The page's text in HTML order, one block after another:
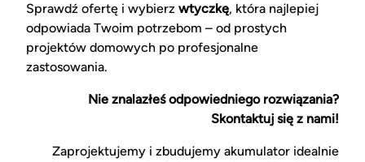
Sprawdź ofertę i wybierz wtyczkę, która najlepiej
odpowiada Twoim potrzebom – od prostych
projektów domowych po profesjonalne
zastosowania.
Nie znalazłeś odpowiedniego rozwiązania?
Skontaktuj się z nami!
Zaprojektujemy i zbudujemy akumulator idealnie